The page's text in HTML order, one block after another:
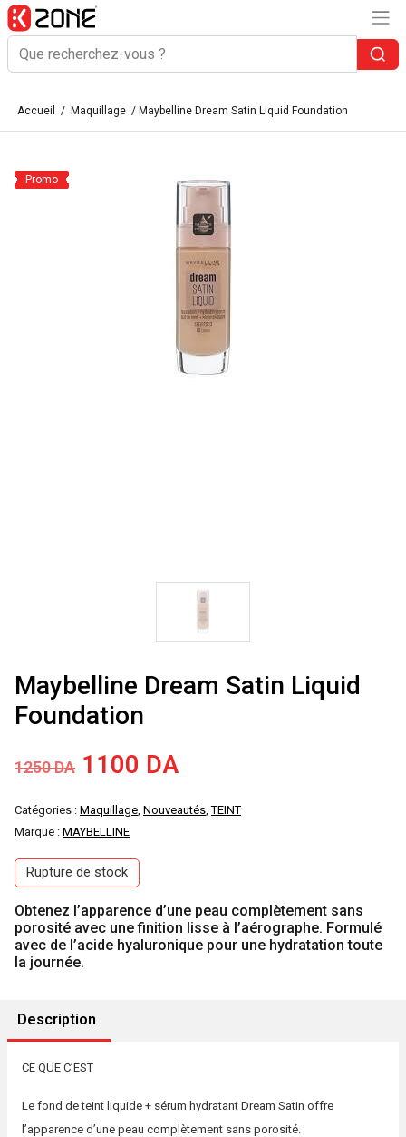
Accueil / Maquillage / Maybelline Dream Satin Liquid Foundation
Promo
Maybelline Dream Satin Liquid
Foundation
1250DA Le
prix
initial
était :
1250 DA.
1100 DALe
prix
1100 DA.
Catégories : Maquillage, Nouveautés,TEINT
Marque : MAYBELLINE
Rupture de stock
Obtenez l’apparence d’une peau complètement sans
porosité avec une finition lisse à l’aérographe. Formulé
avec de l’acide hyaluronique pour une hydratation toute
la journée.
Description
CE QUE C’EST
Le fond de teint liquide + sérum hydratant Dream Satin offre
l’apparence d’une peau complètement sans porosité.